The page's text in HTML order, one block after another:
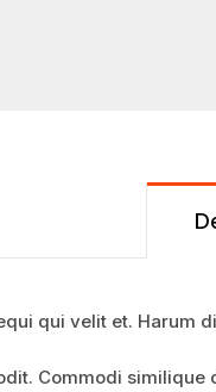
qui velit et. Harum
Commodi